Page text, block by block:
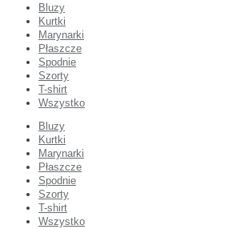
Bluzy
Kurtki
Marynarki
Płaszcze
Spodnie
Szorty
T-shirt
Wszystko
Bluzy
Kurtki
Marynarki
Płaszcze
Spodnie
Szorty
T-shirt
Wszystko